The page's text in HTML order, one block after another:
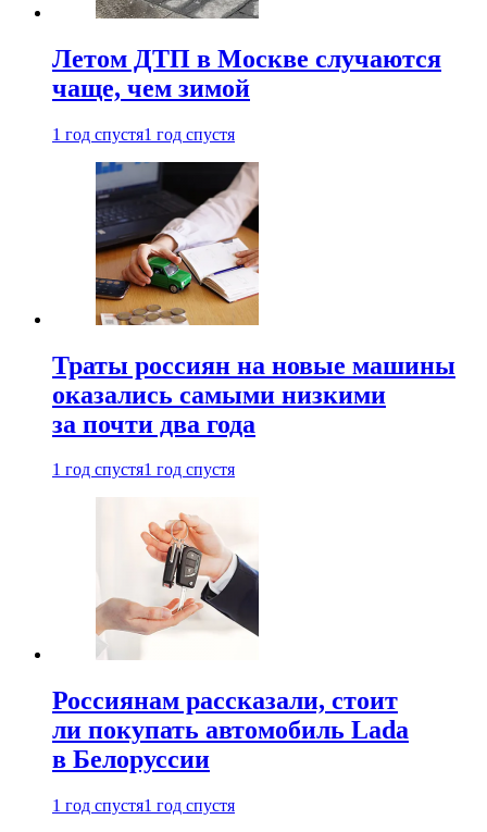
Летом ДТП в Москве случаются
чаще, чем зимой
1 год спустя1 год спустя
Траты россиян на новые машины
оказались самыми низкими
за почти два года
1 год спустя1 год спустя
Россиянам рассказали, стоит
ли покупать автомобиль Lada
в Белоруссии
1 год спустя1 год спустя